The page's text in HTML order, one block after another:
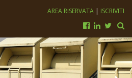
AREA RISERVATA | ISCRIVITI